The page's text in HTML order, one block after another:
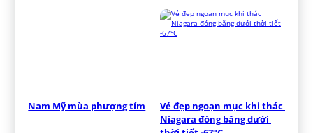
Nam Mỹ mùa phượng tím
Vẻ đẹp ngoạn mục khi thác
Niagara đóng băng dưới